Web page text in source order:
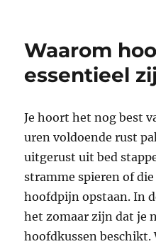
Waarom
essentieel
Je hoort het nog best
uren voldoende rust
uitgerust uit bed
stramme spieren of
hoofdpijn opstaan. In
het zomaar zijn dat je
hoofdkussen beschikt.